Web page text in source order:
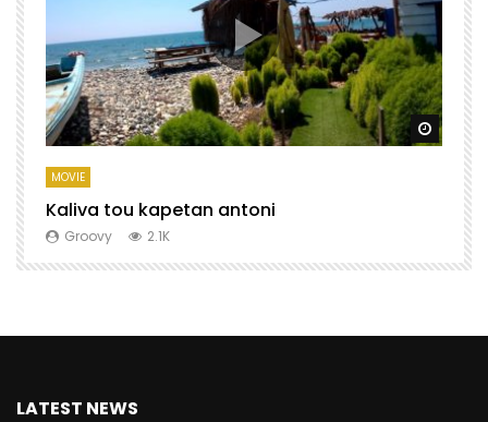
Watch Later Watch
MOVIE
Kaliva tou kapetan antoni
Groovy 2.1K
LATEST NEWS